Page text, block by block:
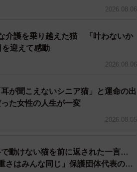
た」と思いつつ、悩ましい問題があ
ィアはどこもキャパシティがギリギ
た。また、動物愛護センターにはこ
おり、このワンコもなんとかして保
後日SNSでこの話が拡散。ほどなく
護
2026.08.06
介護を乗り越えた猫 「叶わないか
迎えて感動
2026.08.06
が聞こえないシニア猫」と運命の出
た女性の人生が一変
2026.08.05
で動けない猫を前に返された一言…
はみんな同じ」保護団体代表の訴